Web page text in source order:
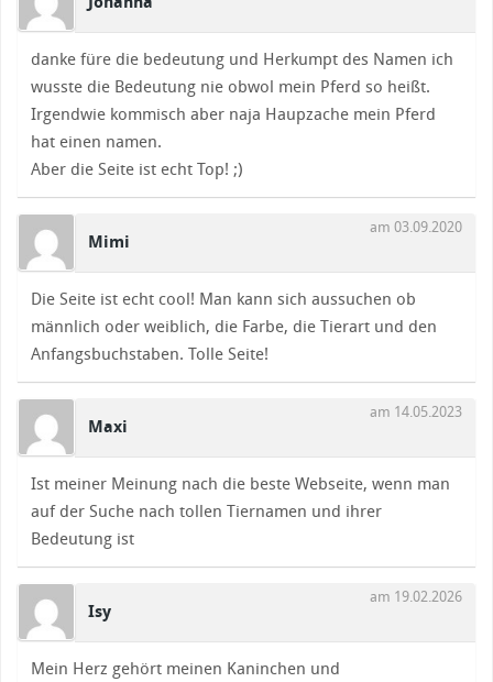
danke füre die bedeutung und Herkumpt des Namen ich
wusste die Bedeutung nie obwol mein Pferd so heißt.
Irgendwie kommisch aber naja Haupzache mein Pferd
hat einen namen.
Aber die Seite ist echt Top! ;)
Mimi
am 03.09.2020
Die Seite ist echt cool! Man kann sich aussuchen ob
männlich oder weiblich, die Farbe, die Tierart und den
Anfangsbuchstaben. Tolle Seite!
Maxi
am 14.05.2023
Ist meiner Meinung nach die beste Webseite, wenn man
auf der Suche nach tollen Tiernamen und ihrer
Bedeutung ist
Isy
am 19.02.2026
Mein Herz gehört meinen Kaninchen und